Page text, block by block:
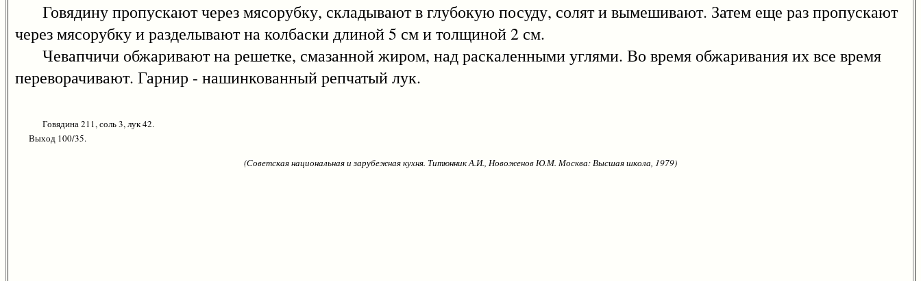
Говядину пропускают через мясорубку, складывают в глубокую посуду, солят и вымешивают. Затем еще раз пропускают
через мясорубку и разделывают на колбаски длиной 5 см и толщиной 2 см.
Чевапчичи обжаривают на решетке, смазанной жиром, над раскаленными углями. Во время обжаривания их все время
переворачивают. Гарнир - нашинкованный репчатый лук.
Говядина 211, соль 3, лук 42.
Выход 100/35.
(Советская национальная и зарубежная кухня. Титюнник А.И., Новоженов Ю.М. Москва: Высшая школа, 1979)